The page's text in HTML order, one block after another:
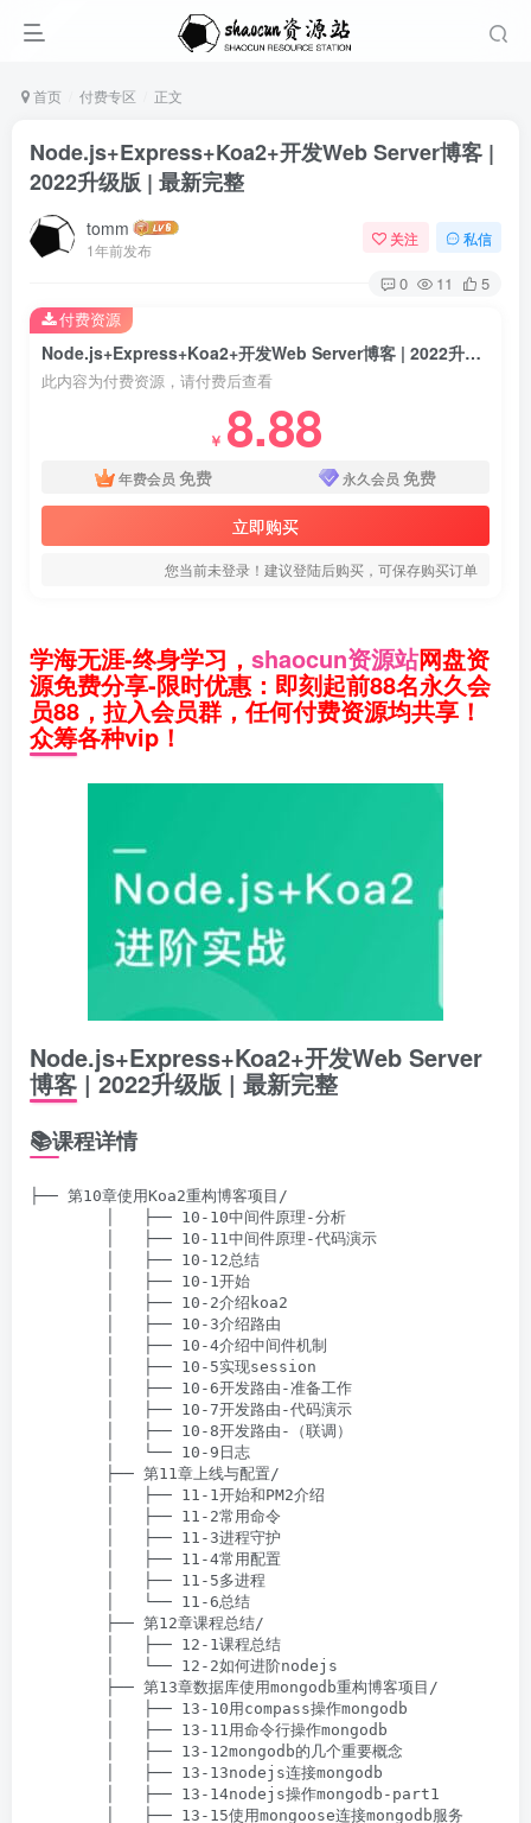
首页 付费专区 正文
Node.js+Express+Koa2+开发Web Server博客 |
2022升级版 | 最新完整
tomm
1年前发布
关注 私信
0 11 5
Node.js+Express+Koa2+开发Web Server博客 | 2022升级版 | 最新完整
此内容为付费资源，请付费后查看
￥ 8.88
年费会员 免费 永久会员 免费
立即购买
您当前未登录！建议登陆后购买，可保存购买订单
付费资源
学海无涯-终身学习， shaocun资源站网盘资
源免费分享-限时优惠：即刻起前88名永久会
员88，拉入会员群，任何付费资源均共享！
众筹各种vip！
Node.js+Express+Koa2+开发Web Server
博客 | 2022升级版 | 最新完整
📚课程详情
├── 第10章使用Koa2重构博客项目/
        │   ├── 10-10中间件原理-分析
        │   ├── 10-11中间件原理-代码演示
        │   ├── 10-12总结
        │   ├── 10-1开始
        │   ├── 10-2介绍koa2
        │   ├── 10-3介绍路由
        │   ├── 10-4介绍中间件机制
        │   ├── 10-5实现session
        │   ├── 10-6开发路由-准备工作
        │   ├── 10-7开发路由-代码演示
        │   ├── 10-8开发路由-（联调）
        │   └── 10-9日志
        ├── 第11章上线与配置/
        │   ├── 11-1开始和PM2介绍
        │   ├── 11-2常用命令
        │   ├── 11-3进程守护
        │   ├── 11-4常用配置
        │   ├── 11-5多进程
        │   └── 11-6总结
        ├── 第12章课程总结/
        │   ├── 12-1课程总结
        │   └── 12-2如何进阶nodejs
        ├── 第13章数据库使用mongodb重构博客项目/
        │   ├── 13-10用compass操作mongodb
        │   ├── 13-11用命令行操作mongodb
        │   ├── 13-12mongodb的几个重要概念
        │   ├── 13-13nodejs连接mongodb
        │   ├── 13-14nodejs操作mongodb-part1
        │   ├── 13-15使用mongoose连接mongodb服务